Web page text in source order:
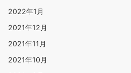
2022年1月
2021年12月
2021年11月
2021年10月